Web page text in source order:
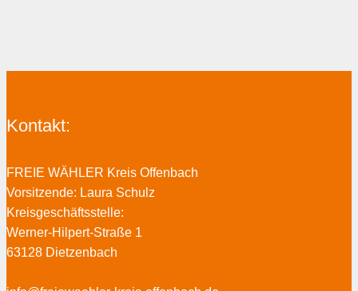
Kontakt:
FREIE WÄHLER Kreis Offenbach
Vorsitzende: Laura Schulz
Kreisgeschäftsstelle:
Werner-Hilpert-Straße 1
63128 Dietzenbach